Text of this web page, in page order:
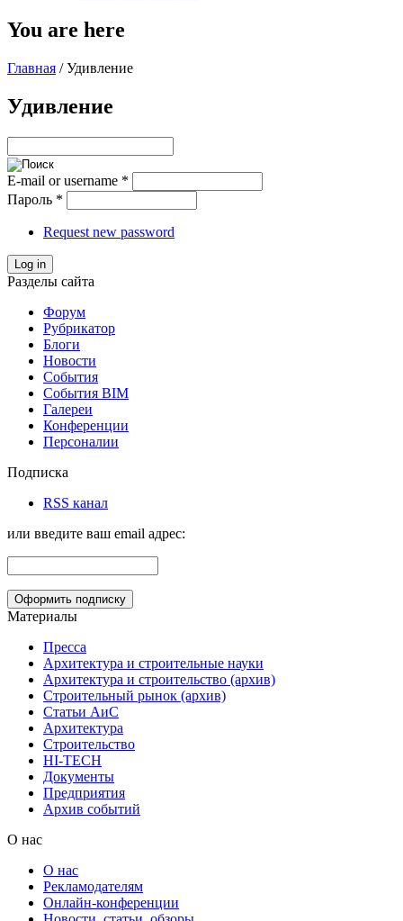
You are here
Главная / Удивление
Удивление
E-mail or username *
Пароль *
Request new password
Log in
Разделы сайта
Форум
Рубрикатор
Блоги
Новости
События
События BIM
Галереи
Конференции
Персоналии
Подписка
RSS канал
или введите ваш email адрес:
Материалы
Пресса
Архитектура и строительные науки
Архитектура и строительство (архив)
Строительный рынок (архив)
Статьи АиС
Архитектура
Строительство
HI-TECH
Документы
Предприятия
Архив событий
О нас
О нас
Рекламодателям
Онлайн-конференции